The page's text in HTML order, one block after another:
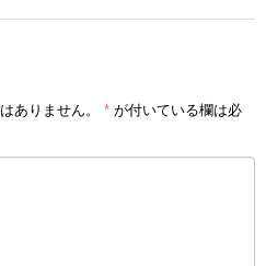
ありません。 * が付いている欄は必